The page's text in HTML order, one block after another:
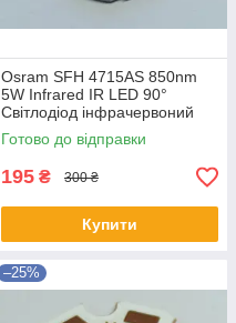
Osram SFH 4715AS 850nm
5W Infrared IR LED 90°
Світлодіод інфрачервоний
Готово до відправки
195 ₴ 300 ₴
Купити
–25%